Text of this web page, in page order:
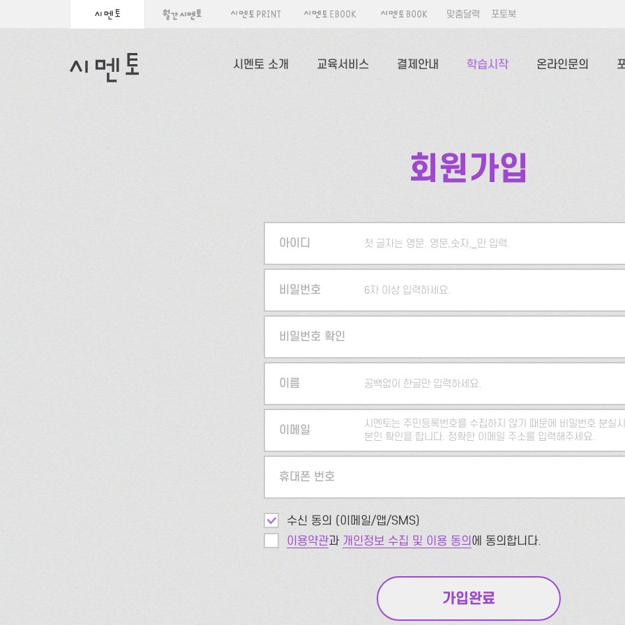
맞춤달력 포토북
시멘토 소개 교육서비스 결제안내 학습시작 온라인문의
회원가입
아이디 첫 글자는 영문. 영문,숫자,_만 입력.
5자 이상 입력하세요.
비밀번호 6자 이상 입력하세요.
비밀번호 확인
이름 공백없이 한글만 입력하세요.
이메일
시멘토는 주민등록번호를 수집하지 않기 때문에 비밀번호 분실
본인 확인을 합니다. 정확한 이메일 주소를 입력해주세요.
휴대폰 번호
수신 동의 (이메일/앱/SMS)
이용약관과 개인정보 수집 및 이용 동의에 동의합니다.